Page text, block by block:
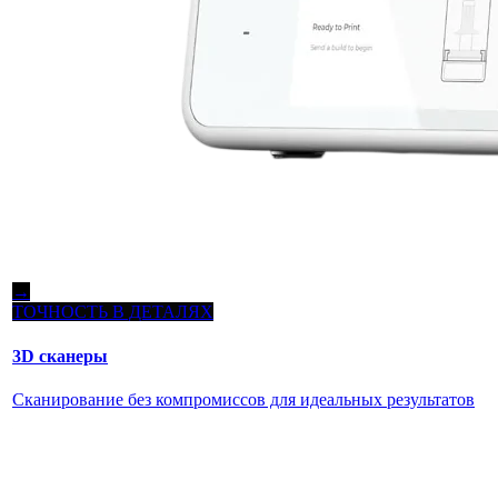
→
ТОЧНОСТЬ В ДЕТАЛЯХ
3D сканеры
Сканирование без компромиссов для идеальных результатов